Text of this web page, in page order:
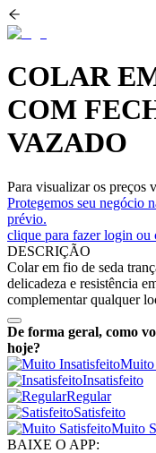
COLAR
COM
VAZADO
Para visualizar os preços
Protegemos seu negócio
prévio.
clique para fazer login ou
DESCRIÇÃO
Colar em fio de seda
delicadeza e resistência
complementar qualquer
De forma geral, como
hoje?
Muito
Insatisfeito
Regular
Satisfeito
Muito
BAIXE O APP: